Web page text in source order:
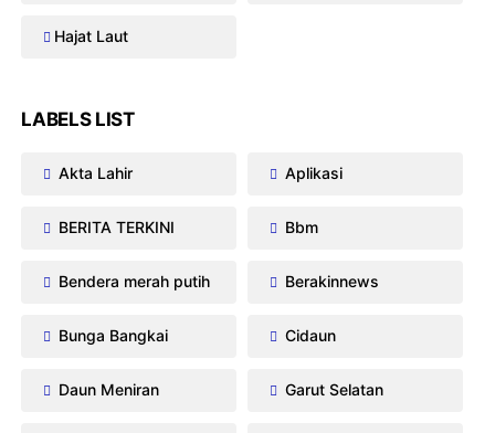
Hajat Laut
LABELS LIST
Akta Lahir Aplikasi
BERITA TERKINI Bbm
Bendera merah putih Berakinnews
Bunga Bangkai Cidaun
Daun Meniran Garut Selatan